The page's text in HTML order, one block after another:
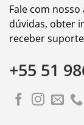
Fale com
dúvidas, obter
receber
+55 51